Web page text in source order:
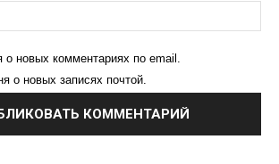
о новых комментариях по email.
о новых записях почтой.